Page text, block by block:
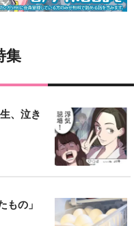
集
、泣き
もの」